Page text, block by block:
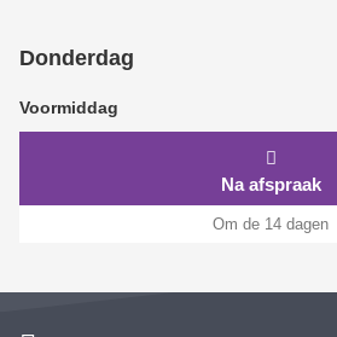
Donderdag
Voormiddag
Na afspraak
Om de 14 dagen